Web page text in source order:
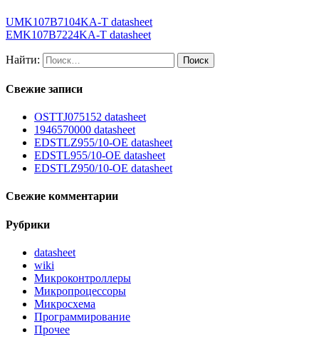
UMK107B7104KA-T datasheet
EMK107B7224KA-T datasheet
Найти:
Свежие записи
OSTTJ075152 datasheet
1946570000 datasheet
EDSTLZ955/10-OE datasheet
EDSTL955/10-OE datasheet
EDSTLZ950/10-OE datasheet
Свежие комментарии
Рубрики
datasheet
wiki
Микроконтроллеры
Микропроцессоры
Микросхема
Программирование
Прочее